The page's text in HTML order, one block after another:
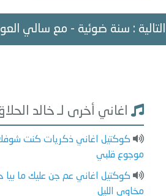
التالية : سنة ضوئية - مع سالي
اغاني أخرى لـ خالد
كوكتيل اغاني ذكريات كنت
موجوع قلبي
كوكتيل اغاني عم جن عليك ما بيا
مخاوي الليل